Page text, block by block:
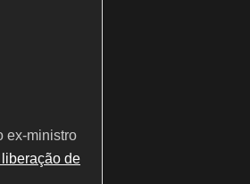
ex-ministro
de